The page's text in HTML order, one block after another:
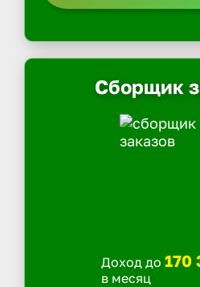
Сборщик
Доход до 170
в месяц